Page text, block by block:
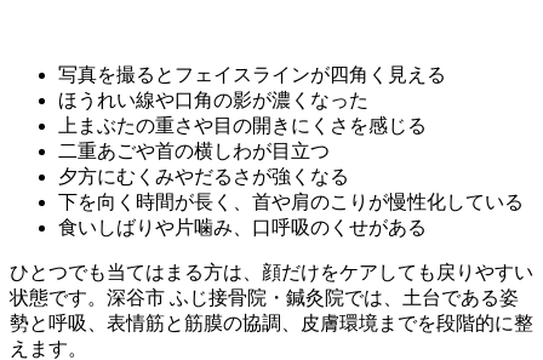
写真を撮るとフェイスラインが四角く見える
ほうれい線や口角の影が濃くなった
上まぶたの重さや目の開きにくさを感じる
二重あごや首の横しわが目立つ
夕方にむくみやだるさが強くなる
下を向く時間が長く、首や肩のこりが慢性化している
食いしばりや片噛み、口呼吸のくせがある
ひとつでも当てはまる方は、顔だけをケアしても戻りやすい
状態です。深谷市 ふじ接骨院・鍼灸院では、土台である姿
勢と呼吸、表情筋と筋膜の協調、皮膚環境までを段階的に整
えます。